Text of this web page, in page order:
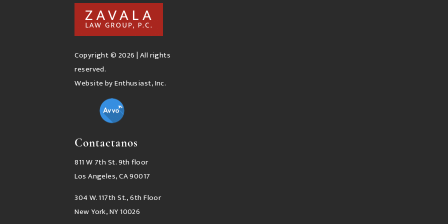
Copyright © 2026 | All rights
reserved.
Website by Enthusiast, Inc.
Contactanos
811 W 7th St. 9th floor
Los Angeles, CA 90017
304 W. 117th St., 6th Floor
New York, NY 10026